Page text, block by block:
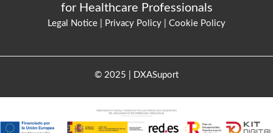
for Healthcare Professionals
Legal Notice Privacy Policy Cookie Policy
© 2025 | DXASuport